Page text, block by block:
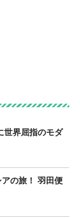
世界屈指のモダ
の旅！ 羽田便